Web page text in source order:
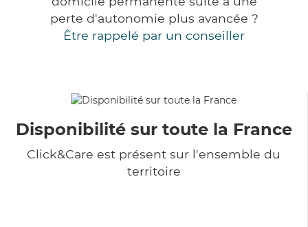
perte d'autonomie plus avancée ?
Être rappelé par un conseiller
Disponibilité sur toute la France
Click&Care est présent sur l'ensemble du
territoire